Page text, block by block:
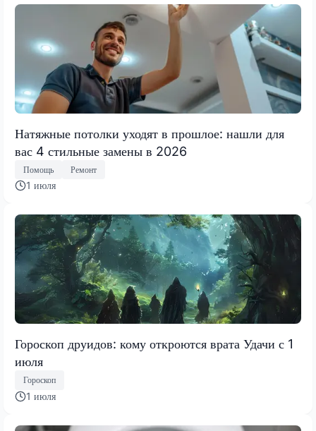
Натяжные потолки уходят в прошлое: нашли для
вас 4 стильные замены в 2026
Помощь Ремонт
1 июля
Гороскоп друидов: кому откроются врата Удачи с 1
июля
Гороскоп
1 июля